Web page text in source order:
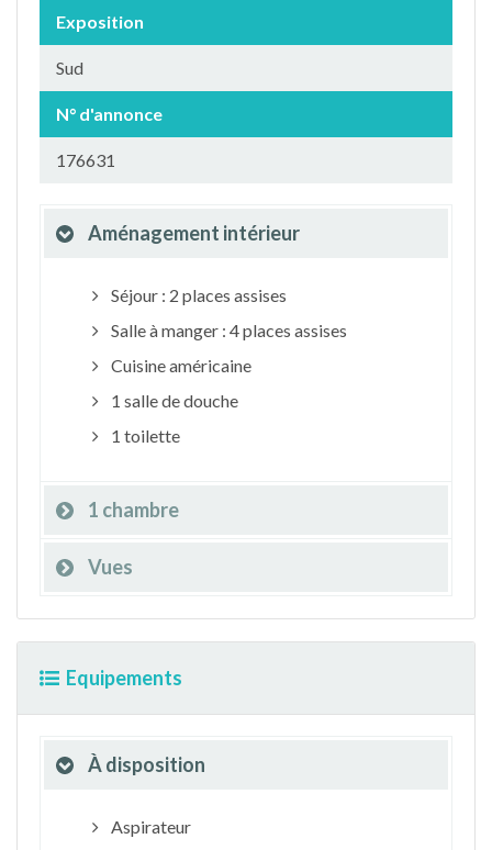
Exposition
Sud
N° d'annonce
176631
Aménagement intérieur
Séjour : 2 places assises
Salle à manger : 4 places assises
Cuisine américaine
1 salle de douche
1 toilette
1 chambre
Vues
Equipements
À disposition
Aspirateur